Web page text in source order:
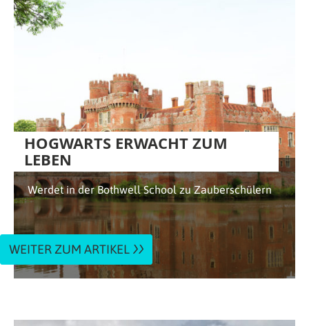
HOGWARTS ERWACHT ZUM
LEBEN
Werdet in der Bothwell School zu Zauberschülern
WEITER ZUM ARTIKEL